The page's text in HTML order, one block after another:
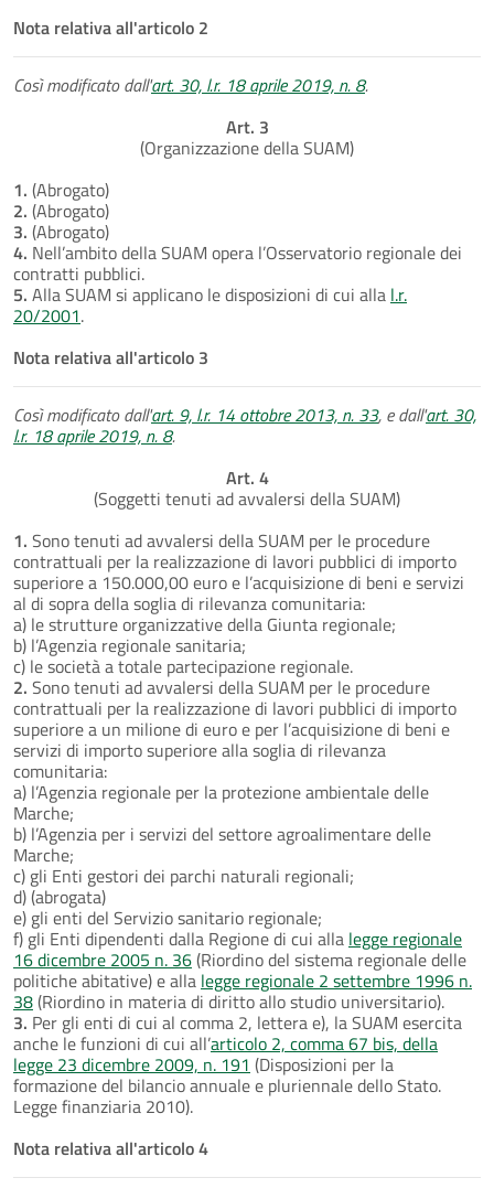
Nota relativa all'articolo 2
Così modificato dall'art. 30, l.r. 18 aprile 2019, n. 8.
Art. 3
(Organizzazione della SUAM)
1. (Abrogato)
2. (Abrogato)
3. (Abrogato)
4. Nell’ambito della SUAM opera l’Osservatorio regionale dei
contratti pubblici.
5. Alla SUAM si applicano le disposizioni di cui alla l.r.
20/2001.
Nota relativa all'articolo 3
Così modificato dall'art. 9, l.r. 14 ottobre 2013, n. 33, e dall'art. 30,
l.r. 18 aprile 2019, n. 8.
Art. 4
(Soggetti tenuti ad avvalersi della SUAM)
1. Sono tenuti ad avvalersi della SUAM per le procedure
contrattuali per la realizzazione di lavori pubblici di importo
superiore a 150.000,00 euro e l’acquisizione di beni e servizi
al di sopra della soglia di rilevanza comunitaria:
a) le strutture organizzative della Giunta regionale;
b) l’Agenzia regionale sanitaria;
c) le società a totale partecipazione regionale.
2. Sono tenuti ad avvalersi della SUAM per le procedure
contrattuali per la realizzazione di lavori pubblici di importo
superiore a un milione di euro e per l’acquisizione di beni e
servizi di importo superiore alla soglia di rilevanza
comunitaria:
a) l’Agenzia regionale per la protezione ambientale delle
Marche;
b) l’Agenzia per i servizi del settore agroalimentare delle
Marche;
c) gli Enti gestori dei parchi naturali regionali;
d) (abrogata)
e) gli enti del Servizio sanitario regionale;
f) gli Enti dipendenti dalla Regione di cui alla legge regionale
16 dicembre 2005 n. 36(Riordino del sistema regionale delle
politiche abitative) e alla legge regionale 2 settembre 1996 n.
38(Riordino in materia di diritto allo studio universitario).
3. Per gli enti di cui al comma 2, lettera e), la SUAM esercita
anche le funzioni di cui all’articolo 2, comma 67 bis, della
legge 23 dicembre 2009, n. 191 (Disposizioni per la
formazione del bilancio annuale e pluriennale dello Stato.
Legge finanziaria 2010).
Nota relativa all'articolo 4